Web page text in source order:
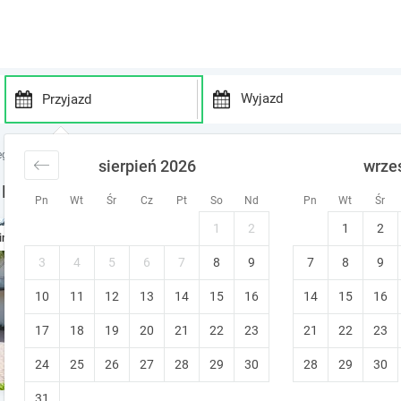
P
e
s
s
d
o
w
n
r
d
w
a
Pn Wt Śr Cz Pt So Nd Pn Wt Śr
sierpień 2026
1 2
3 4 5 6 7 8 9
10 11 12 13 14 15 16
17 18 19 20 21 22 23
24 25 26 27 28 29 30
1 2
7 8 9
14 15 16
21 22 23
28 29 30
nad morzem
w Bobolinie
Pokoje Gościnne Wajer
Bobolin
Bezpłatne anulowanie